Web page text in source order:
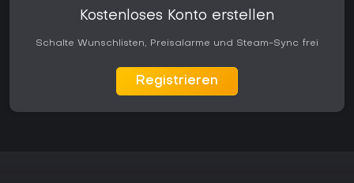
Kostenloses Konto erstellen
Schalte Wunschlisten, Preisalarme und Steam-Sync frei
Registrieren